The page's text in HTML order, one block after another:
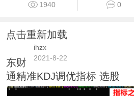
1940 0
点击重新加载
ihzx
2021-8-22
东财
通精准KDJ调优指标 选股